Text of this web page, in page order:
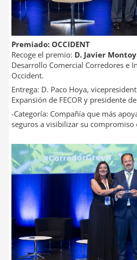
Premiado: OCCIDENT
Recoge el premio: D. Javier
Desarrollo Comercial Corredores e
Occident.
Entrega: D. Paco Hoya,
Expansión de FECOR y presidente de
-Categoría: Compañía que más
seguros a visibilizar su compromiso